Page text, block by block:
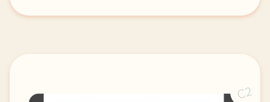
niveau b1 2 objectifs comprendre le processus d
C2